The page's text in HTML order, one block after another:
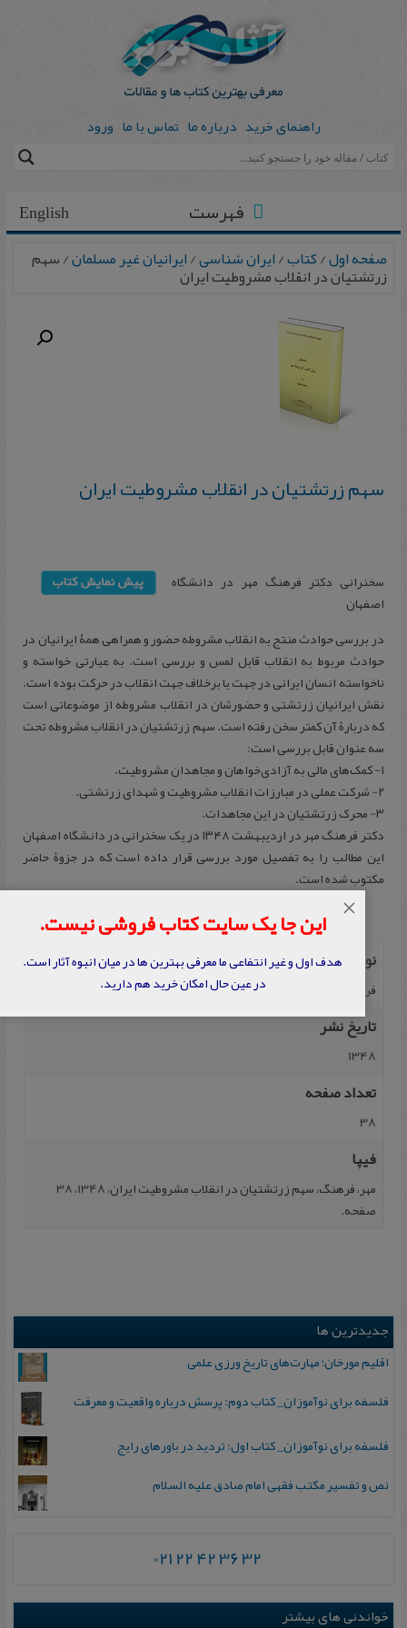
راهنمای خرید درباره ما تماس با ما ورود
English فهرست
صفحه اول/کتاب/ایران شناسی/ایرانیان غیر مسلمان/ سهم
زرتشتیان در انقلاب مشروطیت ایران
سهم زرتشتیان در انقلاب مشروطیت ایران
سخنرانی دکتر فرهنگ مهر در دانشگاه
اصفهان
در بررسی حوادث منتج به انقلاب مشروطه حضور و همراهی همۀ ایرانیان در
حوادث مربوط به انقلاب قابل لمس و بررسی است. به عبارتی خواسته و
ناخواسته انسان ایرانی در جهت یا برخلاف جهت انقلاب در حركت بوده است.
نقش ایرانیان زرتشتی و حضورشان در انقلاب مشروطه از موضوعاتی است
كه دربارۀ آن كمتر سخن رفته است. سهم زرتشتیان در انقلاب مشروطه تحت
سه عنوان قابل بررسی است:
۱- كمک‌های مالی به آزادی‌خواهان و مجاهدان مشروطیت.
۲- شركت عملی در مبارزات انقلاب مشروطیت و شهدای زرتشتی.
۳- محرک زرتشتیان در این مجاهدات.
دكتر فرهنگ مهر در اردیبهشت ۱۳۴۸ در یک سخنرانی در دانشگاه اصفهان
این مطالب را به تفصیل مورد بررسی قرار داده است که در جزوۀ حاضر
مکتوب شده است.
نویسنده
فرهنگ مهر
تاریخ نشر
1348
تعداد صفحه
38
فیپا
مهر، فرهنگ، سهم زرتشتیان در انقلاب مشروطیت ایران، 1348، 38
صفحه.
جدیدترین ها
اقلیم مورخان؛ مهارت‌های تاریخ ورزی علمی
فلسفه برای نوآموزان_ کتاب دوم: پرسش درباره واقعیت و معرفت
فلسفه برای نوآموزان_ کتاب اول: تردید در باورهای رایج
نص و تفسیر مکتب فقهی امام صادق علیه السلام
021 22 42 36 32
خواندنی های بیشتر
این جا یک سایت کتاب فروشی نیست.
هدف اول و غیر انتفاعی ما معرفی بهترین ها در میان انبوه آثار است.
در عین حال امکان خرید هم دارید.
×